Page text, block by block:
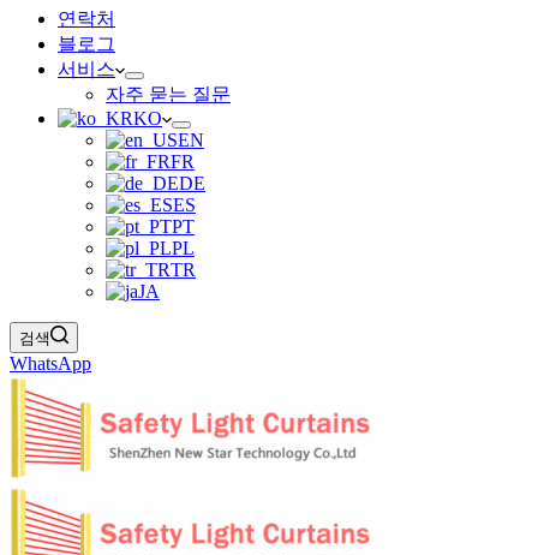
연락처
블로그
서비스
자주 묻는 질문
KO
EN
FR
DE
ES
PT
PL
TR
JA
검색
WhatsApp